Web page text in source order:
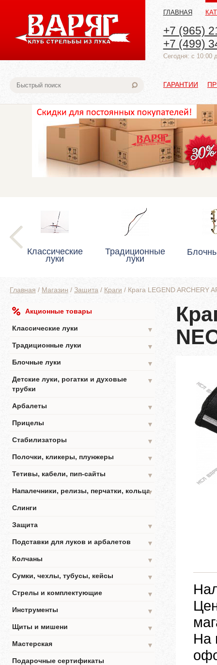
ГЛАВНАЯ
+7 (965)
+7 (499)
Cегодня: с 10:00
ГАРАНТИИ
Классические
луки
Традиционные
луки
Главная / Магазин / Защита / Краги / Крага LEGEND ARCHERY
Акционные товары
Классические луки
▼
Традиционные луки
▼
Блочные луки
▼
Детские луки, рогатки и духовые
трубки
▼
Арбалеты
▼
Прицелы
▼
Стабилизаторы
▼
Полочки, кликеры, плунжеры
▼
Тетивы, кабели, пип-сайты
▼
Напалечники, релизы, перчатки, кольца▼
Слинги
Защита
▼
Подставки для луков и арбалетов
▼
Колчаны
▼
Сумки, чехлы, тубусы, кейсы
▼
Стрелы и комплектующие
▼
Инструменты
▼
Щиты и мишени
▼
Мастерская
▼
Подарочные сертификаты
На